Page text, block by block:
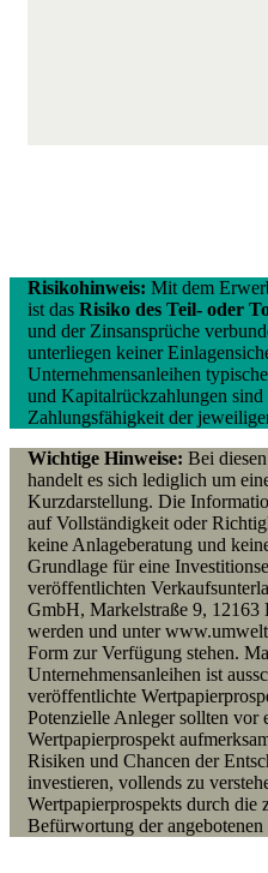
Risikohinweis: Mit dem
ist das Risiko des Teil- oder
und der Zinsansprüche
unterliegen keiner
Unternehmensanleihen
und Kapitalrückzahlungen
Zahlungsfähigkeit der
Wichtige Hinweise: Bei
handelt es sich lediglich um
Kurzdarstellung. Die
auf Vollständigkeit oder
keine Anlageberatung und
Grundlage für eine
veröffentlichten
GmbH, Markelstraße 9, 12163
werden und unter
Form zur Verfügung stehen.
Unternehmensanleihen ist
veröffentlichte
Potenzielle Anleger sollten vor
Wertpapierprospekt
Risiken und Chancen der
investieren, vollends zu
Wertpapierprospekts durch die
Befürwortung der angebotenen